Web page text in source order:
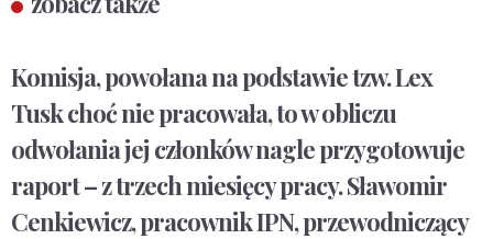
Komisja, powołana na podstawie tzw. Lex
Tusk choć nie pracowała, to w obliczu
odwołania jej członków nagle przygotowuje
raport – z trzech miesięcy pracy. Sławomir
Cenkiewicz, pracownik IPN, przewodniczący